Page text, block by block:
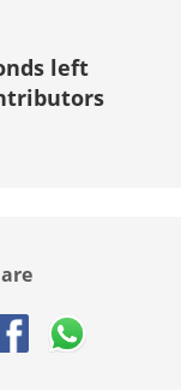
left